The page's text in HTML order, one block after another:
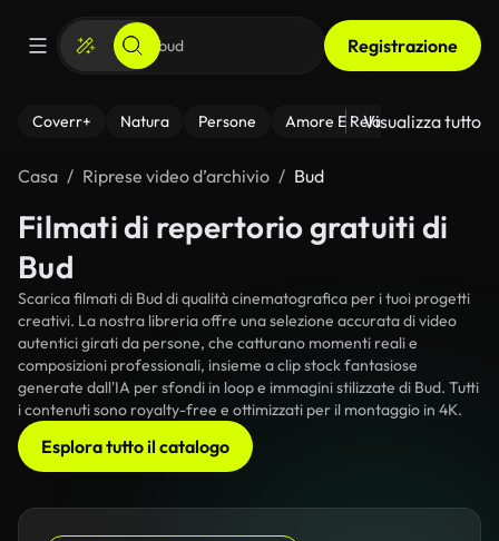
Registrazione
Coverr+ Natura Persone Amore E Relazioni Il
Visualizza tutto
Casa Riprese video d’archivio Bud
Filmati di repertorio gratuiti di
Bud
Scarica filmati di Bud di qualità cinematografica per i tuoi progetti
creativi. La nostra libreria offre una selezione accurata di video
autentici girati da persone, che catturano momenti reali e
composizioni professionali, insieme a clip stock fantasiose
generate dall'IA per sfondi in loop e immagini stilizzate di Bud. Tutti
i contenuti sono royalty-free e ottimizzati per il montaggio in 4K.
Esplora tutto il catalogo